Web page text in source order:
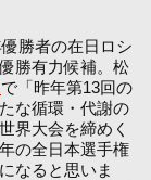
勝者の在日ロシ
勝有力候補。松
で「昨年第13回の
な循環・代謝の
界大会を締めく
の全日本選手権
なると思いま